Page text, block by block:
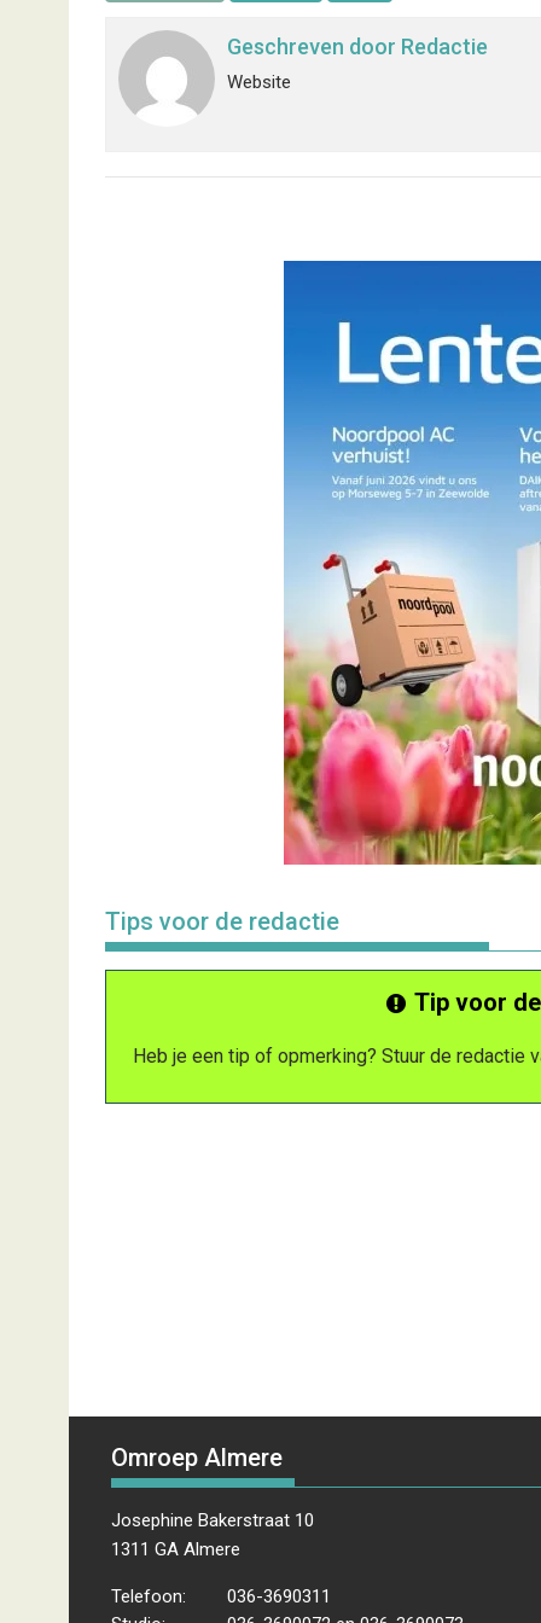
Geschreven door Redactie
Website
Tips voor de redactie
Tip voor
Heb je een tip of opmerking? Stuur de redactie
Omroep Almere
Josephine Bakerstraat 10
1311 GA Almere
Telefoon:
036-3690311